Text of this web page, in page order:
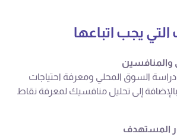
يجب اتباعها
والمنافسين
السوق المحلي ومعرفة احتياجات
إلى تحليل منافسيك لمعرفة نقاط
المستهدف